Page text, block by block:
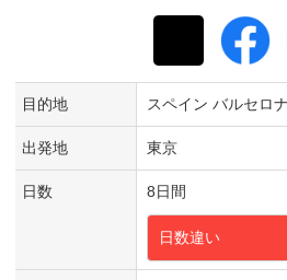
目的地 スペイン バルセロナ
出発地 東京
日数 8日間
日数違い